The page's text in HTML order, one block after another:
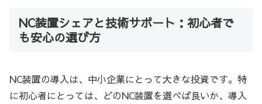
NC装置シェアと技術サポート：初心者で
も安心の選び方
NC装置の導入は、中小企業にとって大きな投資です。特
に初心者にとっては、どのNC装置を選べば良いか、導入